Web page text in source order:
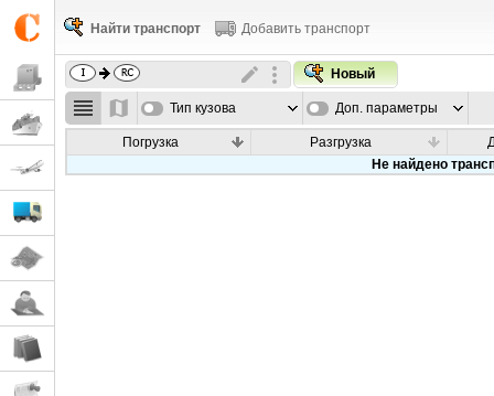
Найти транспорт Добавить транспорт
Новый
Тип кузова Доп. параметры
Погрузка Разгрузка
Не найдено